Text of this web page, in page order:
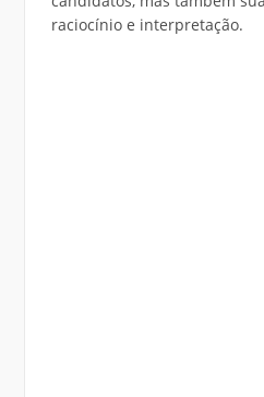
raciocínio e interpretação.